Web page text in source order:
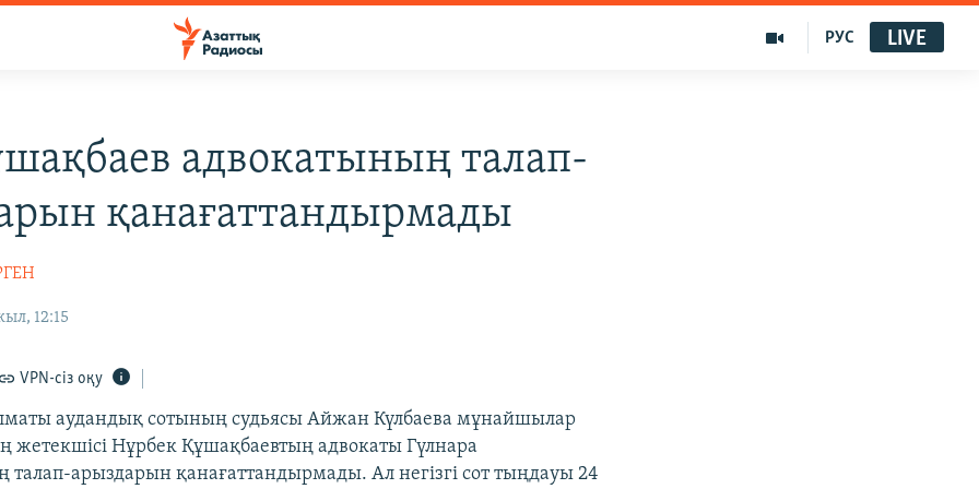
РУС LIVE
адвокатының талап-
қанағаттандырмады
12:15
VPN-сіз оқу
аудандық сотының судьясы Айжан Күлбаева мұнайшылар
жетекшісі Нұрбек Құшақбаевтың адвокаты Гүлнара
талап-арыздарын қанағаттандырмады. Ал негізгі сот тыңдауы 24